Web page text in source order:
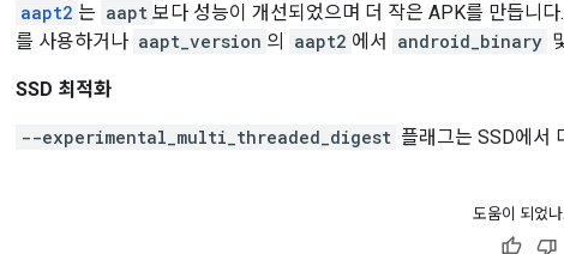
aapt2 는 aapt 보다 성능이 개선되었으며 더 작은 APK를 만듭니다.
를 사용하거나 aapt_version 의 aapt2 에서 android_binary
SSD 최적화
--experimental_multi_threaded_digest 플래그는 SSD에서
도움이 되었